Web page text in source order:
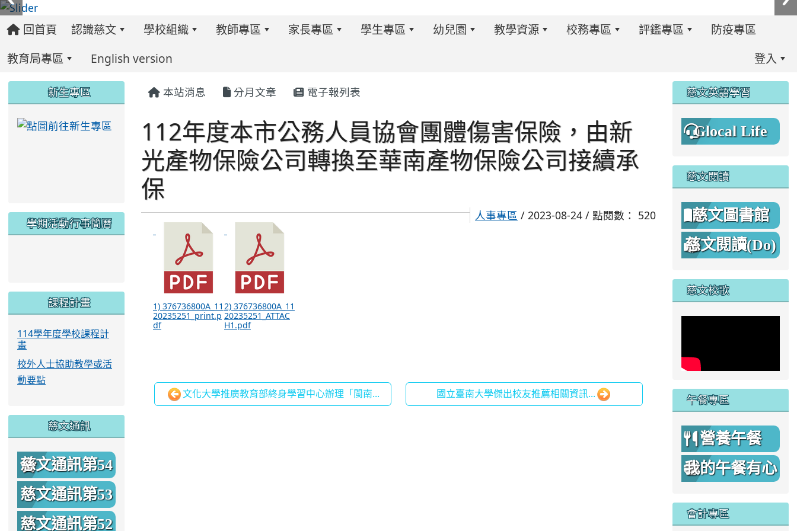
回首頁 認識慈文 學校組織 教師專區 家長專區 學生專區 幼兒園 教學資源 校務專區 評鑑專區
防疫專區
教育局專區
English version 登入
本站消息 分月文章 電子報列表
112年度本市公務人員協會團體傷害保險，由新
光產物保險公司轉換至華南產物保險公司接續承
保
人事專區 / 2023-08-24 / 點閱數： 520
20235251_print.p
df
20235251_ATTAC
H1.pdf
文化大學推廣教育部終身學習中心辦理「閩南... 國立臺南大學傑出校友推薦相關資訊...
::: 新生專區
link to https://www.twes.tyc.edu.tw/modules/tadnews/index.php?ncsn=6
學期活動行事簡曆
link to https://www.twes.tyc.edu.tw/uploads/tad_blocks/image/113-1%E6%B4%BB%E5%8B%95%E8%A1%8C%E4%BA%8B%E7%B0%A1%E6%9B%86.jpg \
link to https://www.twes.tyc.edu.tw/uploads/tad_blocks/image/114-2%E6%B4%BB%E5%8B%95%E8%A1%8C%E4%BA%8B%E7%B0%A1%E6%9B%86A.png
課程計畫
114學年度學校課程計
畫
校外人士協助教學或活
動要點
慈文通訊
慈文通訊第54
期
慈文通訊第53
期
慈文通訊第52
::: 慈文英語學習
Glocal Life
慈文閱讀
慈文圖書館
慈文閱讀(Do)
慈文校歌
午餐專區
營養午餐
我的午餐有心
會計專區